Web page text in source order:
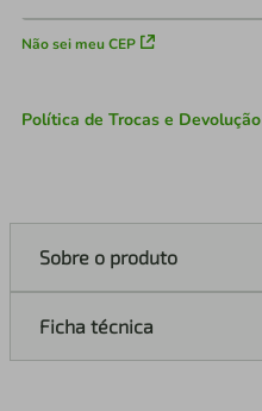
Não sei meu CEP
Política de Trocas e Devolução
Sobre o produto
Ficha técnica